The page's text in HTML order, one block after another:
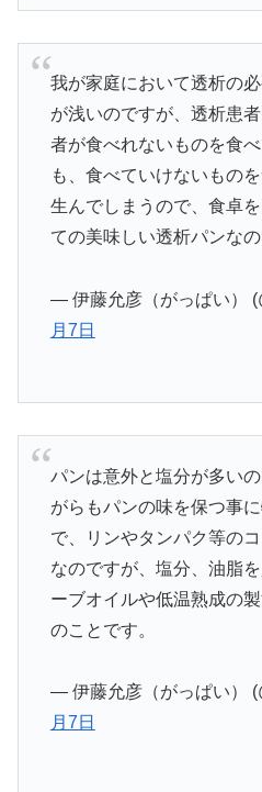
我が家庭において透析の
が浅いのですが、透析患
者が食べれないものを食
も、食べていけないもの
生んでしまうので、食卓
ての美味しい透析パンなの
— 伊藤允彦（がっぱい）
月7日
パンは意外と塩分が多い
がらもパンの味を保つ事
で、リンやタンパク等の
なのですが、塩分、油脂
ーブオイルや低温熟成の
のことです。
— 伊藤允彦（がっぱい）
月7日